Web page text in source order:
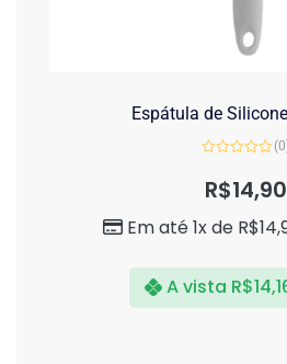
Espátula de
de
R$14,90
Em até 1x de R$
A vista R$